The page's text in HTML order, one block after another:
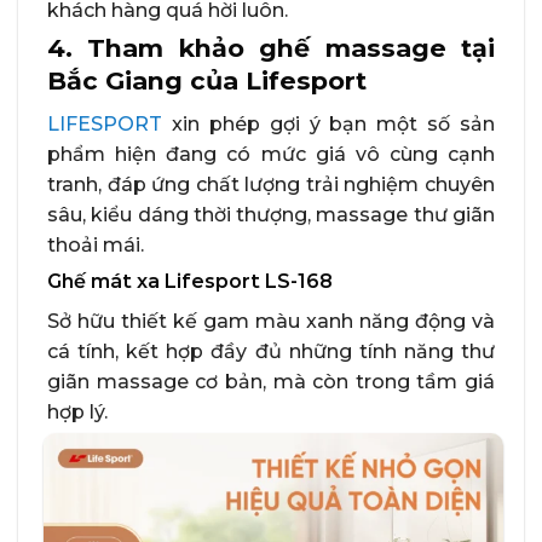
khách hàng quá hời luôn.
4. Tham khảo ghế massage tại
Bắc Giang của Lifesport
LIFESPORT xin phép gợi ý bạn một số sản
phẩm hiện đang có mức giá vô cùng cạnh
tranh, đáp ứng chất lượng trải nghiệm chuyên
sâu, kiểu dáng thời thượng, massage thư giãn
thoải mái.
Ghế mát xa Lifesport LS-168
Sở hữu thiết kế gam màu xanh năng động và
cá tính, kết hợp đầy đủ những tính năng thư
giãn massage cơ bản, mà còn trong tầm giá
hợp lý.